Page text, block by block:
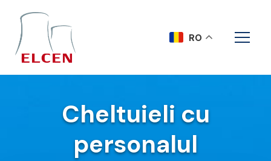
Cheltuieli cu
personalul
RO